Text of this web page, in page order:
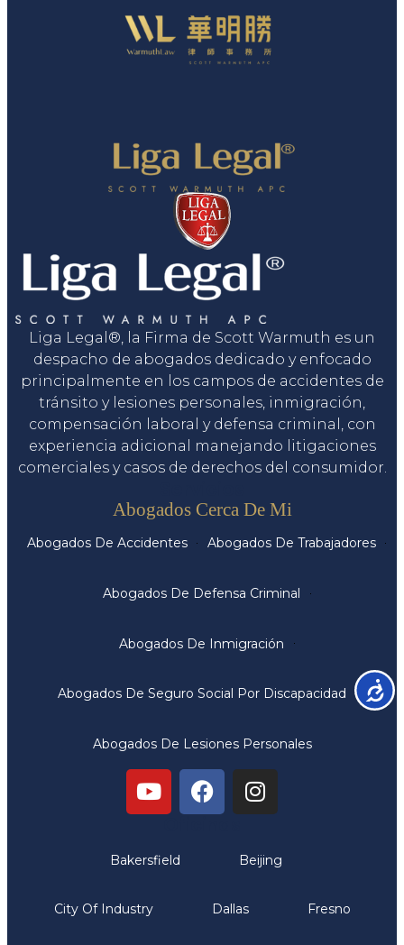
Liga Legal®, la Firma de Scott Warmuth es un
despacho de abogados dedicado y enfocado
principalmente en los campos de accidentes de
tránsito y lesiones personales, inmigración,
compensación laboral y defensa criminal, con
experiencia adicional manejando litigaciones
comerciales y casos de derechos del consumidor.
Abogados Cerca De Mi
Abogados De Accidentes Abogados De Trabajadores
Abogados De Defensa Criminal
Abogados De Inmigración
Abogados De Seguro Social Por Discapacidad
Abogados De Lesiones Personales
Bakersfield Beijing
City Of Industry Dallas Fresno